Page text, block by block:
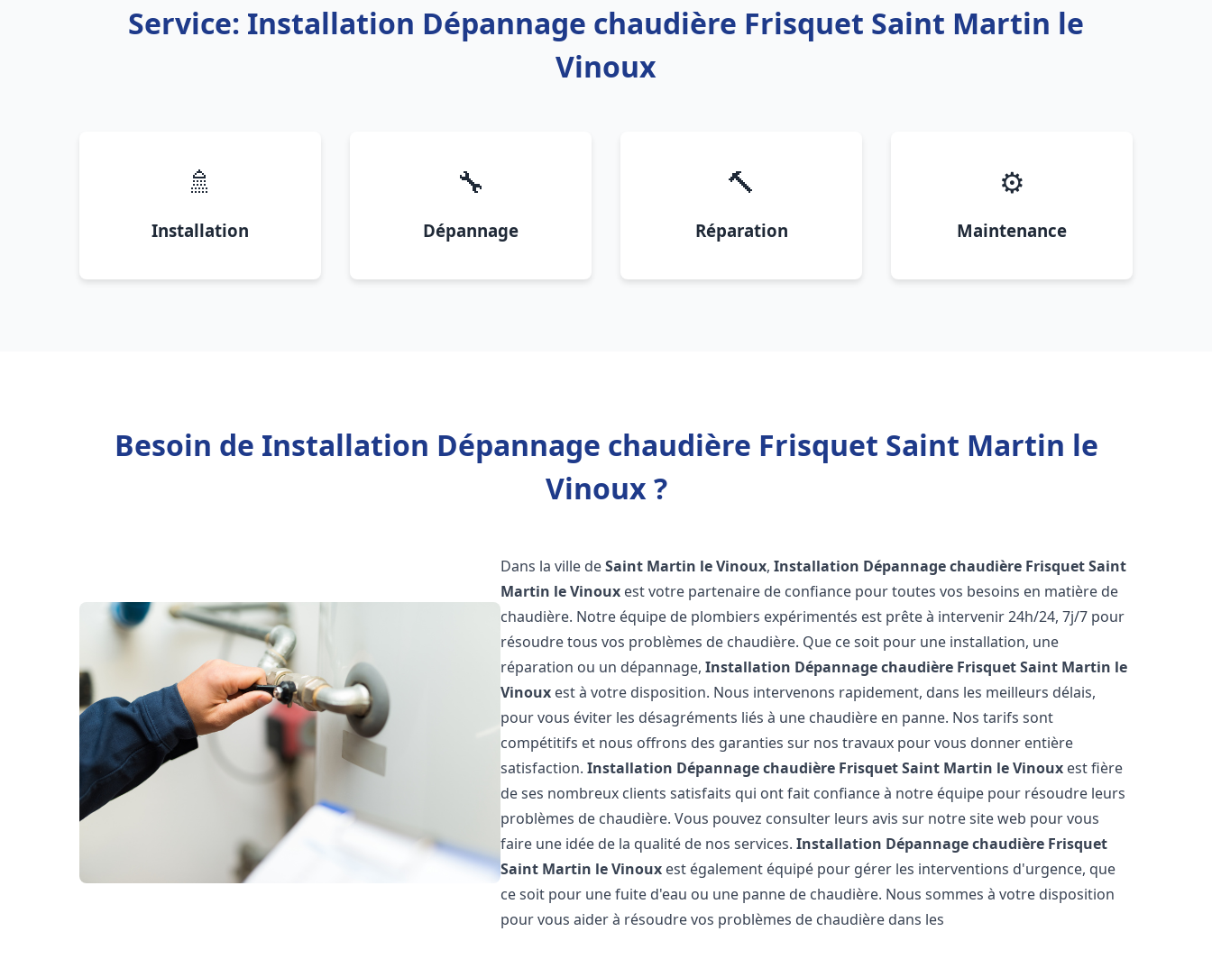
Service: Installation Dépannage chaudière Frisquet Saint Martin le
Vinoux
🚿
Installation
🔧
Dépannage
🔨
Réparation
⚙️
Maintenance
Besoin de Installation Dépannage chaudière Frisquet Saint Martin le
Vinoux ?
Dans la ville deSaint Martin le Vinoux,Installation Dépannage chaudière FrisquetSaint
Martin le Vinoux est votre partenaire de confiance pour toutes vos besoins en matière de
chaudière. Notre équipe de plombiers expérimentés est prête à intervenir 24h/24, 7j/7 pour
résoudre tous vos problèmes de chaudière. Que ce soit pour une installation, une
réparation ou un dépannage,Installation Dépannage chaudière FrisquetSaint Martin le
Vinoux est à votre disposition. Nous intervenons rapidement, dans les meilleurs délais,
pour vous éviter les désagréments liés à une chaudière en panne. Nos tarifs sont
compétitifs et nous offrons des garanties sur nos travaux pour vous donner entière
satisfaction.Installation Dépannage chaudière FrisquetSaint Martin le Vinoux est fière
de ses nombreux clients satisfaits qui ont fait confiance à notre équipe pour résoudre leurs
problèmes de chaudière. Vous pouvez consulter leurs avis sur notre site web pour vous
faire une idée de la qualité de nos services.Installation Dépannage chaudière Frisquet
Saint Martin le Vinoux est également équipé pour gérer les interventions d'urgence, que
ce soit pour une fuite d'eau ou une panne de chaudière. Nous sommes à votre disposition
pour vous aider à résoudre vos problèmes de chaudière dans les